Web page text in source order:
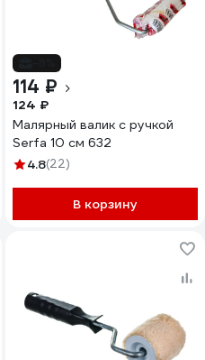
114 ₽
124 ₽
Малярный валик с ручкой
Serfa 10 см 632
4.8(22)
В корзину